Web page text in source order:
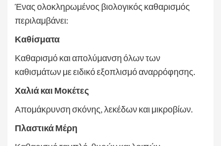
Ένας ολοκληρωμένος βιολογικός καθαρισμός
περιλαμβάνει:
Καθίσματα
Καθαρισμό και απολύμανση όλων των
καθισμάτων με ειδικό εξοπλισμό αναρρόφησης.
Χαλιά και Μοκέτες
Απομάκρυνση σκόνης, λεκέδων και μικροβίων.
Πλαστικά Μέρη